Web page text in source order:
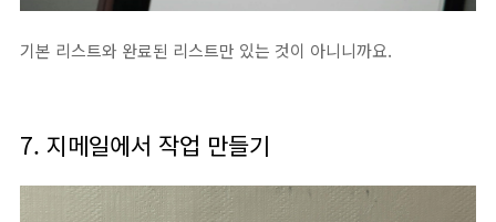
기본 리스트와 완료된 리스트만 있는 것이 아니니까요.
7. 지메일에서 작업 만들기